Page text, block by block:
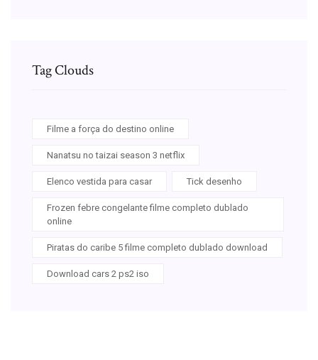
Tag Clouds
Filme a força do destino online
Nanatsu no taizai season 3 netflix
Elenco vestida para casar Tick desenho
Frozen febre congelante filme completo dublado
online
Piratas do caribe 5 filme completo dublado download
Download cars 2 ps2 iso